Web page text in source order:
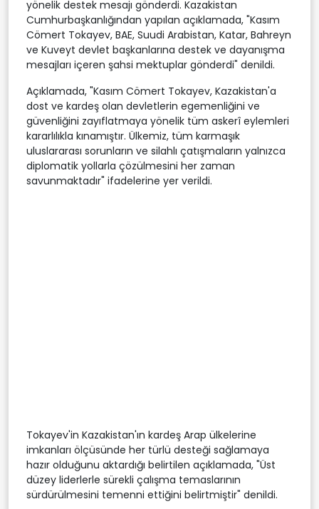
yönelik destek mesajı gönderdi. Kazakistan
Cumhurbaşkanlığından yapılan açıklamada, "Kasım
Cömert Tokayev, BAE, Suudi Arabistan, Katar, Bahreyn
ve Kuveyt devlet başkanlarına destek ve dayanışma
mesajları içeren şahsi mektuplar gönderdi" denildi.
Açıklamada, "Kasım Cömert Tokayev, Kazakistan'a
dost ve kardeş olan devletlerin egemenliğini ve
güvenliğini zayıflatmaya yönelik tüm askerî eylemleri
kararlılıkla kınamıştır. Ülkemiz, tüm karmaşık
uluslararası sorunların ve silahlı çatışmaların yalnızca
diplomatik yollarla çözülmesini her zaman
savunmaktadır" ifadelerine yer verildi.
Tokayev'in Kazakistan'ın kardeş Arap ülkelerine
imkanları ölçüsünde her türlü desteği sağlamaya
hazır olduğunu aktardığı belirtilen açıklamada, "Üst
düzey liderlerle sürekli çalışma temaslarının
sürdürülmesini temenni ettiğini belirtmiştir" denildi.